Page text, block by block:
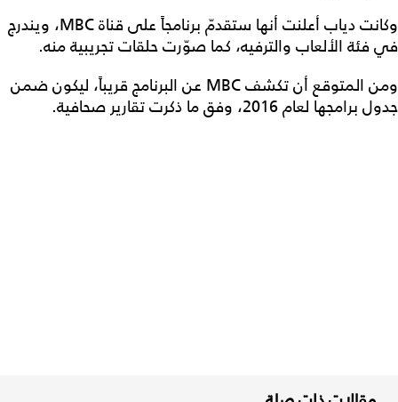
وكانت دياب أعلنت أنها ستقدمّ برنامجاً على قناة MBC، ويندرج
في فئة الألعاب والترفيه، كما صوّرت حلقات تجريبية منه.
ومن المتوقع أن تكشف MBC عن البرنامج قريباً، ليكون ضمن
جدول برامجها لعام 2016، وفق ما ذكرت تقارير صحافية.